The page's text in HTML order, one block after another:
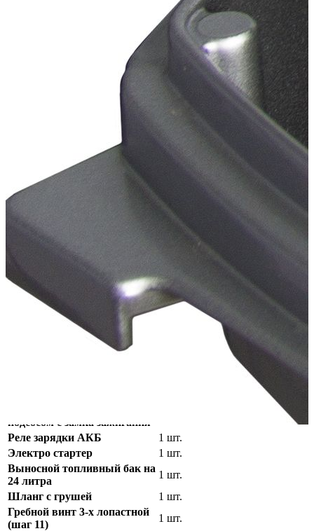
326
Водяное
Диаметр/ход поршня (мм)
62X54
Ручной+электростартер
Выносной
Емкость топливного бака (л)
Карбюратор
Тип гребного вала на моторе
Количество шлицов на
гребном валу мотора
Диаметр штатного винта
Шаг штатного винта
9 или 11
FFES
Комплектация:
Лодочный мотор
Рулевое колесо
1 шт.
Рулевой редуктор
1 шт.
Тяга рулевая
1 шт.
Рулевой трос М66 3,8 метра
подсосом с замка зажигания
Реле зарядки АКБ
1 шт.
Электро стартер
1 шт.
Выносной топливный бак на
24 литра
1 шт.
Шланг с грушей
1 шт.
Гребной винт 3-х лопастной
(шаг 11)
1 шт.